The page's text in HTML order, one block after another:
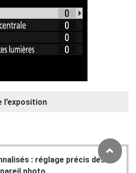
l’exposition
: réglage précis des